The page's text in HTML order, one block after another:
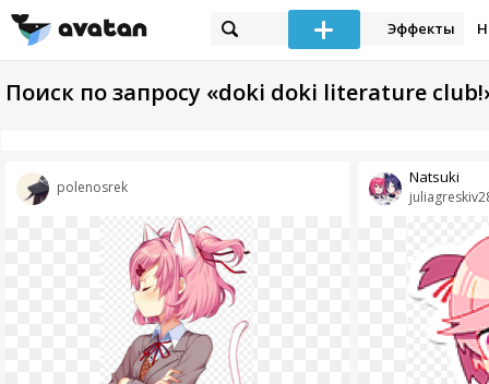
Эффекты
Поиск по запросу «doki doki literature
polenosrek
Natsuki